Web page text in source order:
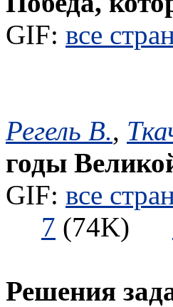
GIF: все
Регель В.,
годы
GIF: все
7 (74K)
Решения